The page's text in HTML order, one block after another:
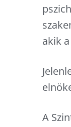
akik
A